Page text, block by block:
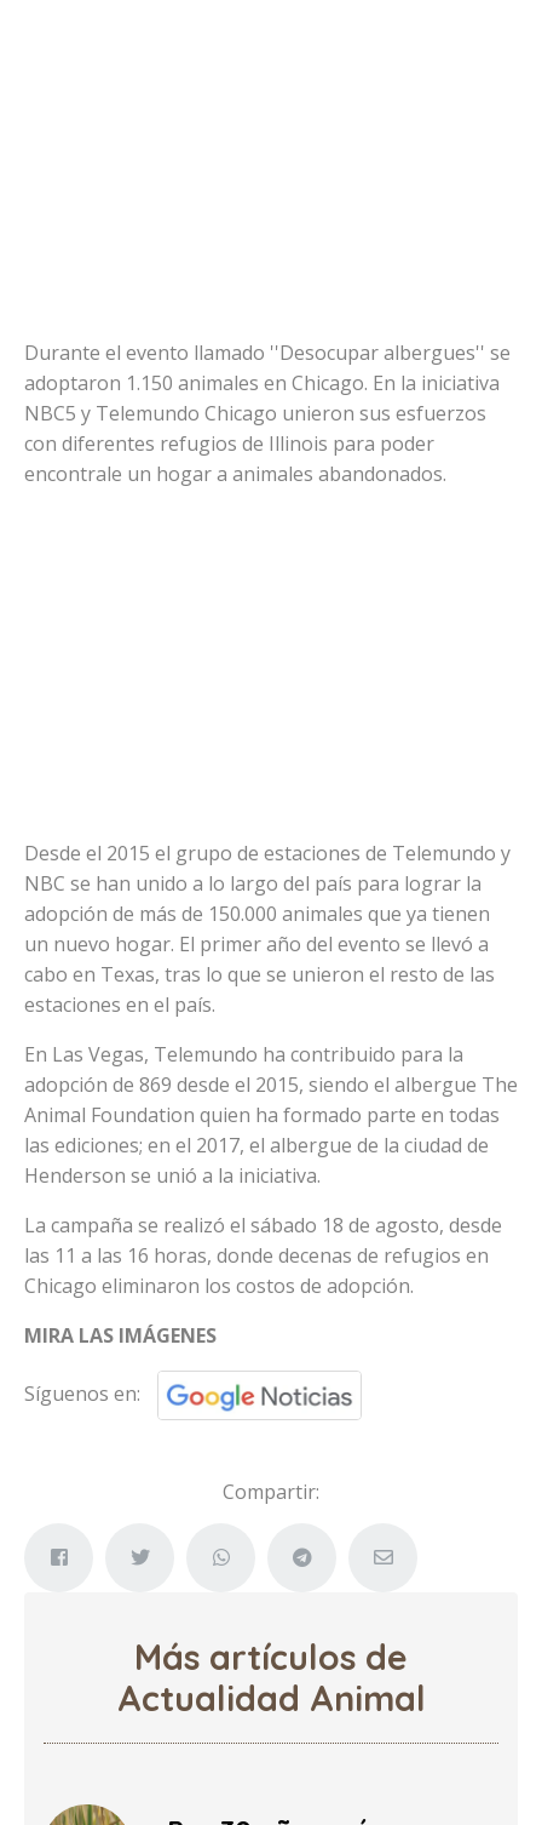
Durante el evento llamado ''Desocupar albergues'' se
adoptaron 1.150 animales en Chicago. En la iniciativa
NBC5 y Telemundo Chicago unieron sus esfuerzos
con diferentes refugios de Illinois para poder
encontrale un hogar a animales abandonados.
Desde el 2015 el grupo de estaciones de Telemundo y
NBC se han unido a lo largo del país para lograr la
adopción de más de 150.000 animales que ya tienen
un nuevo hogar. El primer año del evento se llevó a
cabo en Texas, tras lo que se unieron el resto de las
estaciones en el país.
En Las Vegas, Telemundo ha contribuido para la
adopción de 869 desde el 2015, siendo el albergue The
Animal Foundation quien ha formado parte en todas
las ediciones; en el 2017, el albergue de la ciudad de
Henderson se unió a la iniciativa.
La campaña se realizó el sábado 18 de agosto, desde
las 11 a las 16 horas, donde decenas de refugios en
Chicago eliminaron los costos de adopción.
MIRA LAS IMÁGENES
Síguenos en:
Compartir:
Más artículos de
Actualidad Animal